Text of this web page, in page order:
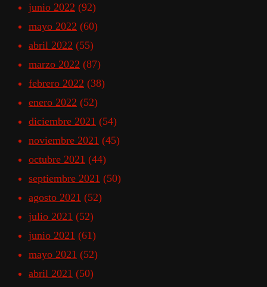
junio 2022 (92)
mayo 2022 (60)
abril 2022 (55)
marzo 2022 (87)
febrero 2022 (38)
enero 2022 (52)
diciembre 2021 (54)
noviembre 2021 (45)
octubre 2021 (44)
septiembre 2021 (50)
agosto 2021 (52)
julio 2021 (52)
junio 2021 (61)
mayo 2021 (52)
abril 2021 (50)